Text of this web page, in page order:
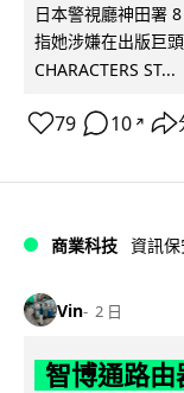
日本警視廳神田署
指她涉嫌在出版巨
CHARACTERS ST...
79 10 ↗
商業科技 資訊保
Vin 2 日
智博通路由